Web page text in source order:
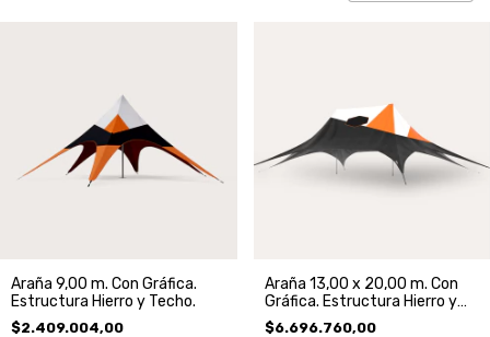
Araña 9,00 m. Con Gráfica.
Estructura Hierro y Techo.
$2.409.004,00
Araña 13,00 x 20,00 m. Con
Gráfica. Estructura Hierro y
Techo.
$6.696.760,00